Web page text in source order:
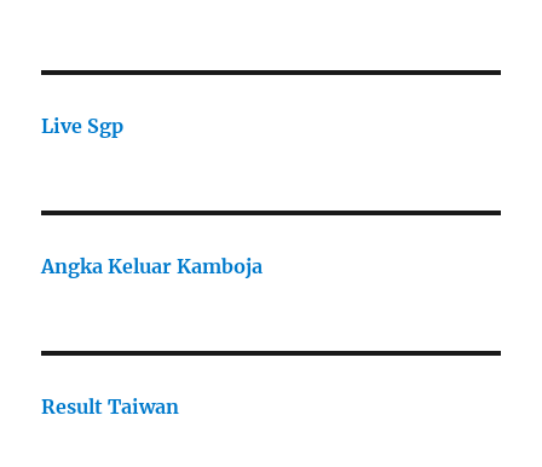
Live Sgp
Angka Keluar Kamboja
Result Taiwan